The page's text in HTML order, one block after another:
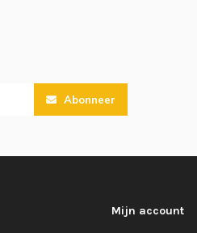
Abonneer
Mijn account